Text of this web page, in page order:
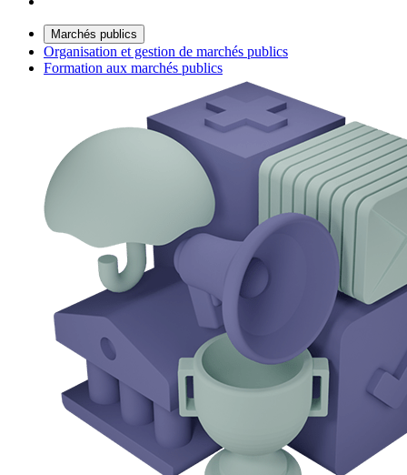
Marchés publics
Organisation et gestion de marchés publics
Formation aux marchés publics